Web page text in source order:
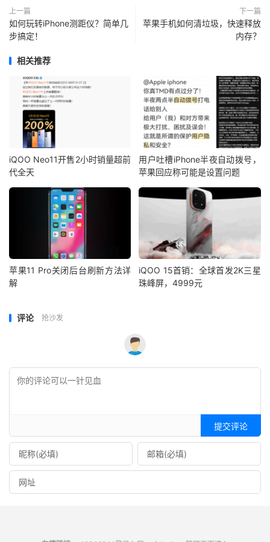
上一篇
如何玩转iPhone测距仪？简单几
步搞定！
下一篇
苹果手机如何清垃圾，快速释放
内存？
相关推荐
iQOO Neo11开售2小时销量超前
代全天
用户吐槽iPhone半夜自动拨号，
苹果回应称可能是设置问题
苹果11 Pro关闭后台刷新方法详
解
iQOO 15首销：全球首发2K三星
珠峰屏，4999元
评论 抢沙发
提交评论